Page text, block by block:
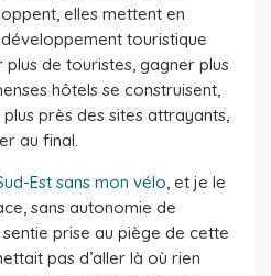
elles mettent en
touristique
de touristes, gagner plus
hôtels se construisent,
près des sites attrayants,
au final.
Est sans mon vélo, et je le
sans autonomie de
prise au piège de cette
pas d’aller là où rien